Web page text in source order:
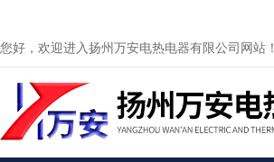
您好，欢迎进入扬州万安电热电器有限公司网站！